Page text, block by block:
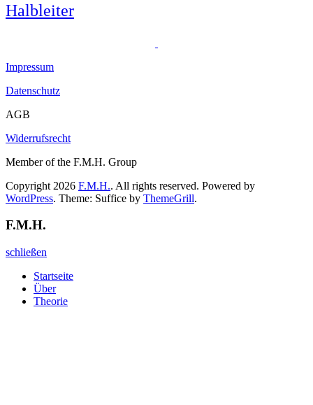
Halbleiter
Impressum
Datenschutz
AGB
Widerrufsrecht
Member of the F.M.H. Group
Copyright 2026 F.M.H.. All rights reserved. Powered by
WordPress. Theme: Suffice by ThemeGrill.
F.M.H.
schließen
Startseite
Über
Theorie